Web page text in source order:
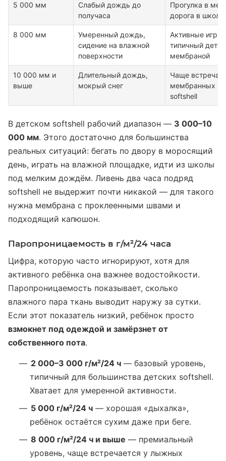
5 000 мм
Слабый дождь до
получаса
Прогулка в
дорога в школу
8 000 мм
Умеренный дождь,
сидение на влажной
поверхности
Активные игры
типичный
мембраной
10 000 мм и
выше
Длительный дождь,
мокрый снег
Чаще
мембранных
softshell
В детском softshell рабочий диапазон — 3 000–10
000 мм. Этого достаточно для большинства
реальных ситуаций: бегать по двору в моросящий
день, играть на влажной площадке, идти из школы
под мелким дождём. Ливень два часа подряд
softshell не выдержит почти никакой — для такого
нужна мембрана с проклеенными швами и
подходящий капюшон.
Паропроницаемость в г/м²/24 часа
Цифра, которую часто игнорируют, хотя для
активного ребёнка она важнее водостойкости.
Паропроницаемость показывает, сколько
влажного пара ткань выводит наружу за сутки.
Если этот показатель низкий, ребёнок просто
взмокнет под одеждой и замёрзнет от
собственного пота.
2 000–3 000 г/м²/24 ч — базовый уровень,
типичный для большинства детских softshell.
Хватает для умеренной активности.
5 000 г/м²/24 ч — хорошая «дыхалка»,
ребёнок остаётся сухим даже при беге.
8 000 г/м²/24 ч и выше — премиальный
уровень, чаще встречается у лыжных